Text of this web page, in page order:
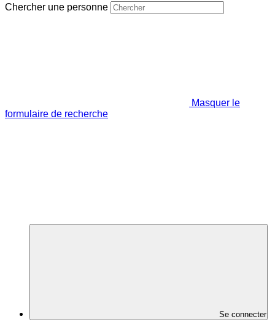
Chercher une personne
Masquer le
formulaire de recherche
Se connecter